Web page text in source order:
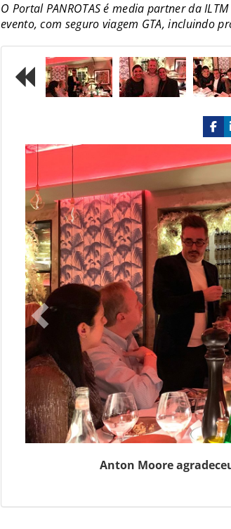
O Portal PANROTAS é media partner da
evento, com seguro viagem GTA, incluindo
Anton Moore